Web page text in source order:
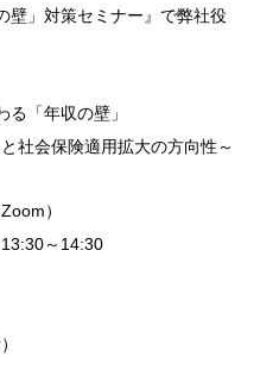
壁」対策セミナー』で弊社役
「年収の壁」
社会保険適用拡大の方向性～
）
～14:30